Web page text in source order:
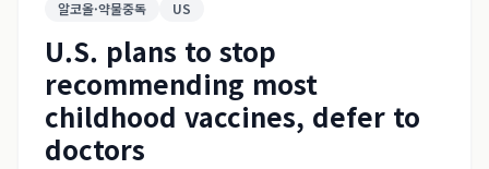
알코올·약물중독 US
U.S. plans to stop
recommending most
childhood vaccines, defer to
doctors